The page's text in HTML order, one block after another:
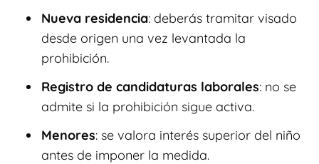
Nueva residencia: deberás tramitar visado
desde origen una vez levantada la
prohibición.
Registro de candidaturas laborales: no se
admite si la prohibición sigue activa.
Menores: se valora interés superior del niño
antes de imponer la medida.